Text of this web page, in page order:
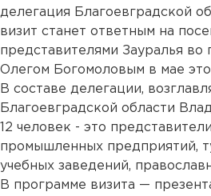
делегация Благоевградской
визит станет ответным на
представителями Зауралья во
Олегом Богомоловым в мае
В составе делегации,
Благоевградской области
12 человек - это
промышленных предприятий,
учебных заведений,
В программе визита —